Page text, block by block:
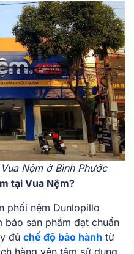
Nệm ở Bình Phước
tại Vua Nệm?
phối nệm Dunlopillo
bảo sản phẩm đạt chuẩn
đủ chế độ bảo hành từ